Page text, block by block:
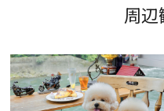
周